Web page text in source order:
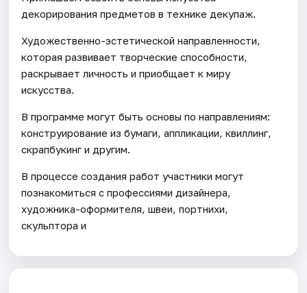
декорирования предметов в технике декупаж.
Художественно-эстетической направленности,
которая развивает творческие способности,
раскрывает личность и приобщает к миру
искусства.
В программе могут быть основы по направлениям:
конструирование из бумаги, аппликации, квиллинг,
скрапбукинг и другим.
В процессе создания работ участники могут
познакомиться с профессиями дизайнера,
художника-оформителя, швеи, портнихи,
скульптора и